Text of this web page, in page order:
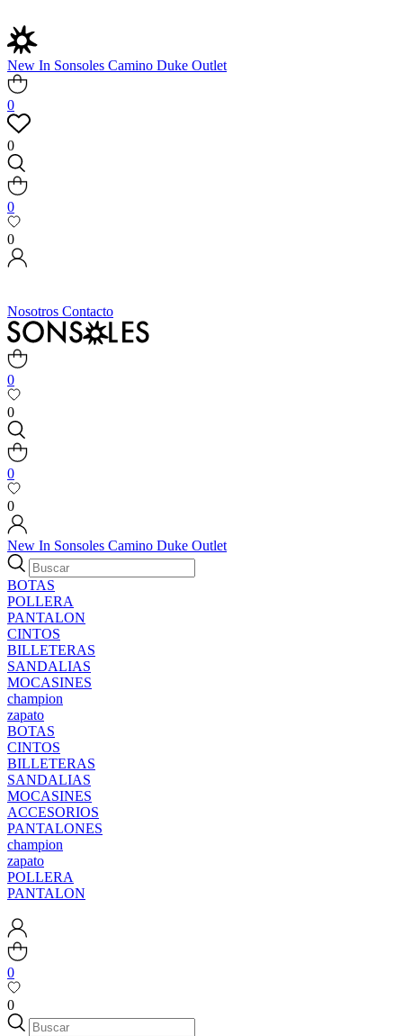
New In Sonsoles Camino Duke Outlet
0
0
0
0
Nosotros Contacto
0
0
0
0
New In Sonsoles Camino Duke Outlet
BOTAS
POLLERA
PANTALON
CINTOS
BILLETERAS
SANDALIAS
MOCASINES
champion
zapato
BOTAS
CINTOS
BILLETERAS
SANDALIAS
MOCASINES
ACCESORIOS
PANTALONES
champion
zapato
POLLERA
PANTALON
0
0